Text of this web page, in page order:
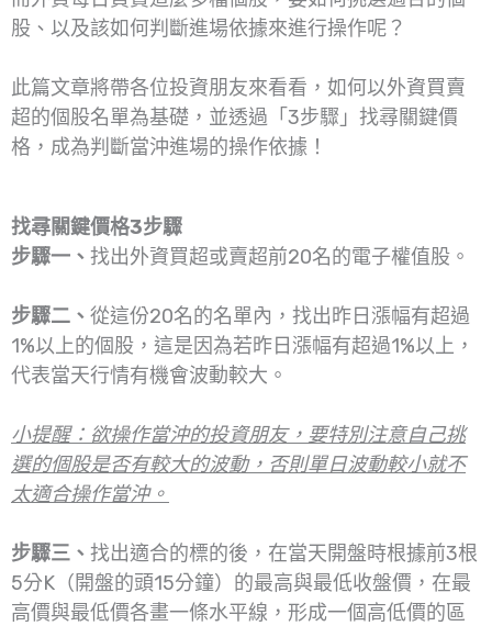
股、以及該如何判斷進場依據來進行操作呢？
此篇文章將帶各位投資朋友來看看，如何以外資買賣
超的個股名單為基礎，並透過「3步驟」找尋關鍵價
格，成為判斷當沖進場的操作依據！
找尋關鍵價格3步驟
步驟一、 找出外資買超或賣超前20名的電子權值股。
步驟二、 從這份20名的名單內，找出昨日漲幅有超過
1%以上的個股，這是因為若昨日漲幅有超過1%以上，
代表當天行情有機會波動較大。
小提醒：欲操作當沖的投資朋友，要特別注意自己挑
選的個股是否有較大的波動，否則單日波動較小就不
太適合操作當沖。
步驟三、 找出適合的標的後，在當天開盤時根據前3根
5分K（開盤的頭15分鐘）的最高與最低收盤價，在最
高價與最低價各畫一條水平線，形成一個高低價的區